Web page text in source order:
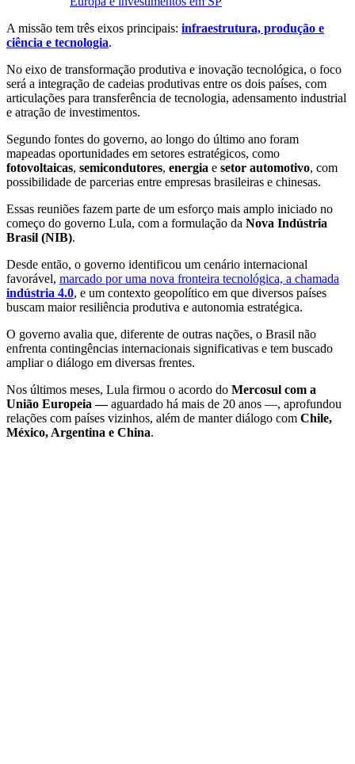
A missão tem três eixos principais: infraestrutura, produção e
ciência e tecnologia.
No eixo de transformação produtiva e inovação tecnológica, o foco
será a integração de cadeias produtivas entre os dois países, com
articulações para transferência de tecnologia, adensamento industrial
e atração de investimentos.
Segundo fontes do governo, ao longo do último ano foram
mapeadas oportunidades em setores estratégicos, como
fotovoltaicas, semicondutores, energia e setor automotivo, com
possibilidade de parcerias entre empresas brasileiras e chinesas.
Essas reuniões fazem parte de um esforço mais amplo iniciado no
começo do governo Lula, com a formulação da Nova Indústria
Brasil (NIB).
Desde então, o governo identificou um cenário internacional
favorável, marcado por uma nova fronteira tecnológica, a chamada
indústria 4.0, e um contexto geopolítico em que diversos países
buscam maior resiliência produtiva e autonomia estratégica.
O governo avalia que, diferente de outras nações, o Brasil não
enfrenta contingências internacionais significativas e tem buscado
ampliar o diálogo em diversas frentes.
Nos últimos meses, Lula firmou o acordo do Mercosul com a
União Europeia —aguardado há mais de 20 anos —, aprofundou
relações com países vizinhos, além de manter diálogo com Chile,
México, Argentina e China.